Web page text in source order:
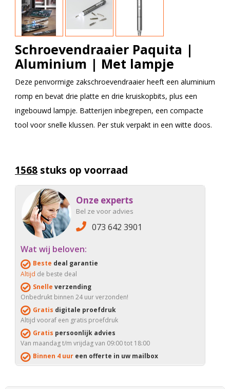
Schroevendraaier Paquita |
Aluminium | Met lampje
Deze penvormige zakschroevendraaier heeft een aluminium
romp en bevat drie platte en drie kruiskopbits, plus een
ingebouwd lampje. Batterijen inbegrepen, een compacte
tool voor snelle klussen. Per stuk verpakt in een witte doos.
1568 stuks op voorraad
Onze experts
Bel ze voor advies
073 642 3901
Wat wij beloven:
Beste deal garantie
Altijd de beste deal
Snelle verzending
Onbedrukt binnen 24 uur verzonden!
Gratis digitale proefdruk
Altijd vooraf een gratis proefdruk
Gratis persoonlijk advies
Van maandag t/m vrijdag van 09:00 tot 18:00
Binnen 4 uur een offerte in uw mailbox